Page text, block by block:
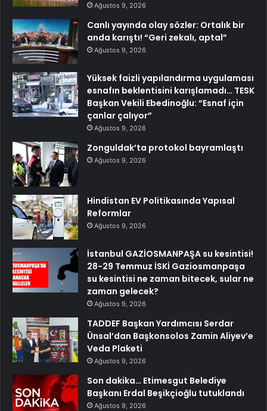
Ağustos 9, 2026
Canlı yayında olay sözler: Ortalık bir
anda karıştı! “Geri zekalı, aptal”
Ağustos 9, 2026
Yüksek faizli yapılandırma uygulaması
esnafın beklentisini karışlamadı… TESK
Başkan Vekili Ebedinoğlu: “Esnaf için
çanlar çalıyor”
Ağustos 9, 2026
Zonguldak’ta protokol bayramlaştı
Ağustos 9, 2026
Hindistan EV Politikasında Yapısal
Reformlar
Ağustos 9, 2026
İstanbul GAZİOSMANPAŞA su kesintisi!
28-29 Temmuz İSKİ Gaziosmanpaşa
su kesintisi ne zaman bitecek, sular ne
zaman gelecek?
Ağustos 9, 2026
TADDEF Başkan Yardımcısı Serdar
Ünsal’dan Başkonsolos Zamin Aliyev’e
Veda Plaketi
Ağustos 9, 2026
Son dakika… Etimesgut Belediye
Başkanı Erdal Beşikçioğlu tutuklandı
Ağustos 9, 2026